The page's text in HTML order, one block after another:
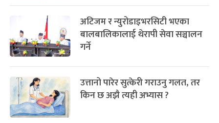
अटिजम र न्युरोडाइभरसिटी भएका
बालबालिकालाई थेरापी सेवा सञ्चालन
गर्ने
उत्तानो पारेर सुत्केरी गराउनु गलत, तर
किन छ अझै त्यही अभ्यास ?